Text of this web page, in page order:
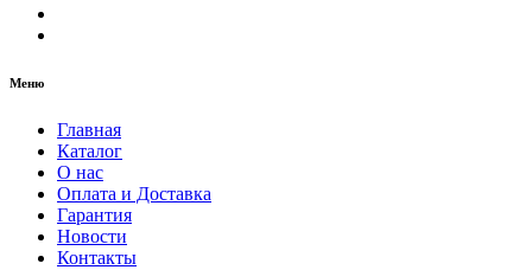
Меню
Главная
Каталог
О нас
Оплата и Доставка
Гарантия
Новости
Контакты